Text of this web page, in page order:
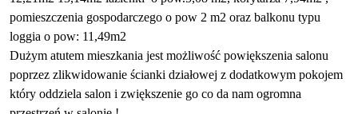
pomieszczenia gospodarczego o pow 2 m2 oraz balkonu typu
loggia o pow: 11,49m2
Dużym atutem mieszkania jest możliwość powiększenia salonu
poprzez zlikwidowanie ścianki działowej z dodatkowym pokojem
który oddziela salon i zwiększenie go co da nam ogromna